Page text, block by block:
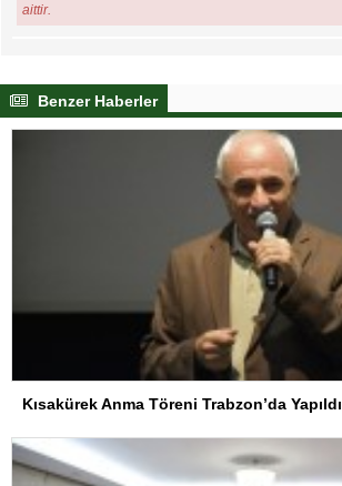
aittir.
Benzer Haberler
Kısakürek Anma Töreni Trabzon’da Yapıldı